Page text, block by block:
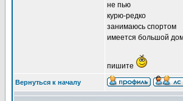
не пью
курю-редко
занимаюсь спортом
имеется большой
пишите
Вернуться к началу